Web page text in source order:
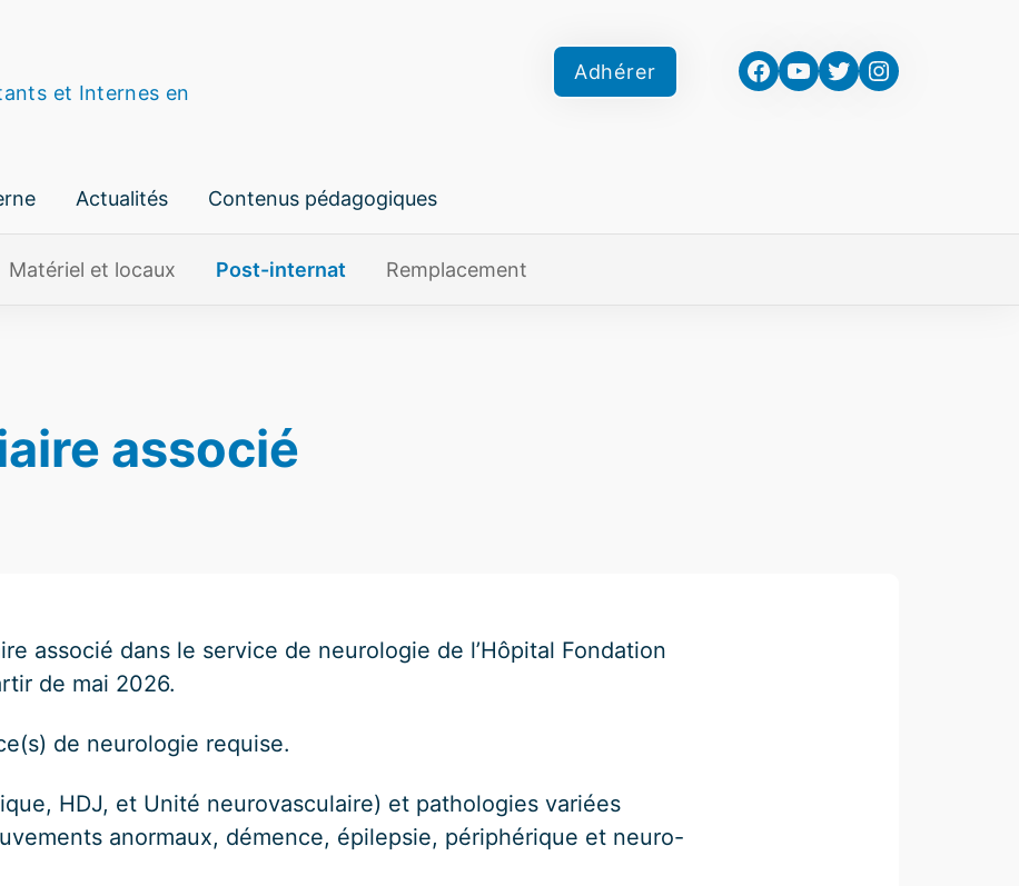
et Internes en
Adhérer Facebook
YouTube
TwitterInstagram
Actualités Contenus pédagogiques
Matériel et locaux Post-internat Remplacement
associé
associé dans le service de neurologie de l’Hôpital Fondation
de mai 2026.
de neurologie requise.
HDJ, et Unité neurovasculaire) et pathologies variées
anormaux, démence, épilepsie, périphérique et neuro-